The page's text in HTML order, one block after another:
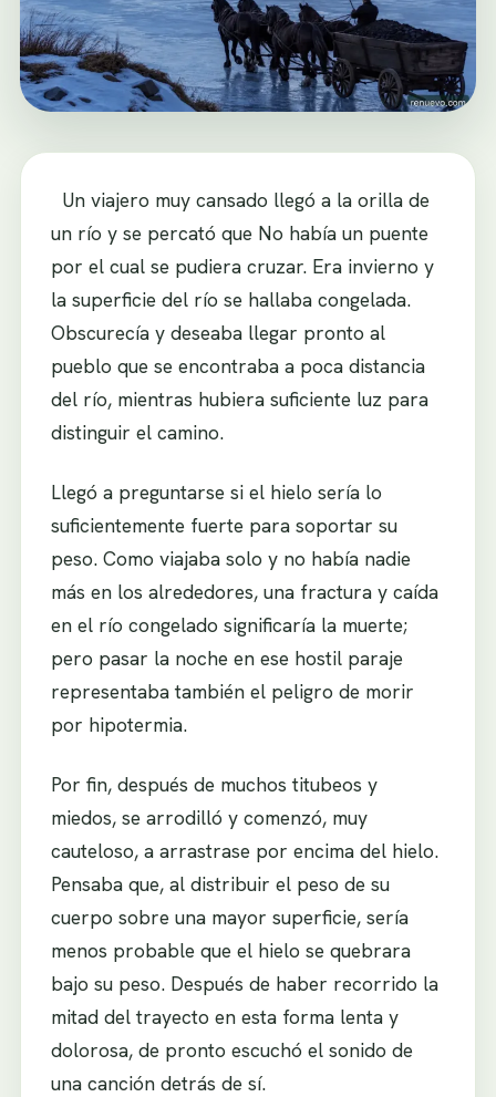
Un viajero muy cansado llegó a la orilla de
un río y se percató que No había un puente
por el cual se pudiera cruzar. Era invierno y
la superficie del río se hallaba congelada.
Obscurecía y deseaba llegar pronto al
pueblo que se encontraba a poca distancia
del río, mientras hubiera suficiente luz para
distinguir el camino.
Llegó a preguntarse si el hielo sería lo
suficientemente fuerte para soportar su
peso. Como viajaba solo y no había nadie
más en los alrededores, una fractura y caída
en el río congelado significaría la muerte;
pero pasar la noche en ese hostil paraje
representaba también el peligro de morir
por hipotermia.
Por fin, después de muchos titubeos y
miedos, se arrodilló y comenzó, muy
cauteloso, a arrastrase por encima del hielo.
Pensaba que, al distribuir el peso de su
cuerpo sobre una mayor superficie, sería
menos probable que el hielo se quebrara
bajo su peso. Después de haber recorrido la
mitad del trayecto en esta forma lenta y
dolorosa, de pronto escuchó el sonido de
una canción detrás de sí.